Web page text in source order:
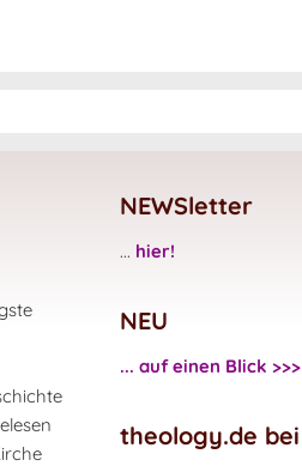
NEWSletter
... hier!
NEU
... auf einen Blick >>>
theology.de bei